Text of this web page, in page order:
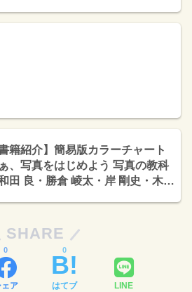
書籍紹介】簡易版カラーチャート
写真をはじめよう 写真の教科
田 良・勝倉 崚太・岸 剛史・木村
SHARE
ェア
0
はてブ
0
LINE